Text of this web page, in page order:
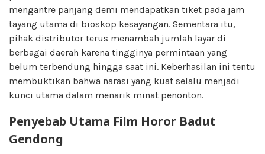
mengantre panjang demi mendapatkan tiket pada jam
tayang utama di bioskop kesayangan. Sementara itu,
pihak distributor terus menambah jumlah layar di
berbagai daerah karena tingginya permintaan yang
belum terbendung hingga saat ini. Keberhasilan ini tentu
membuktikan bahwa narasi yang kuat selalu menjadi
kunci utama dalam menarik minat penonton.
Penyebab Utama Film Horor Badut
Gendong